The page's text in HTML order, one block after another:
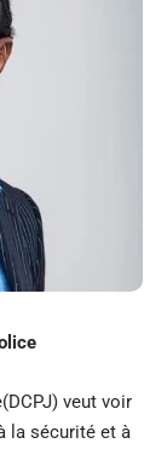
veut voir
la sécurité et à